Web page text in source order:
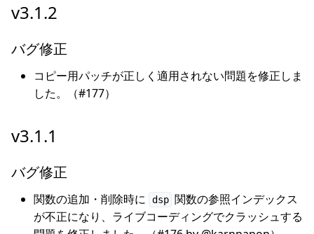
v3.1.2
バグ修正
コピー用パッチが正しく適用されない問題を修正しま
した。（#177）
v3.1.1
バグ修正
関数の追加・削除時に dsp 関数の参照インデックス
が不正になり、ライブコーディングでクラッシュする